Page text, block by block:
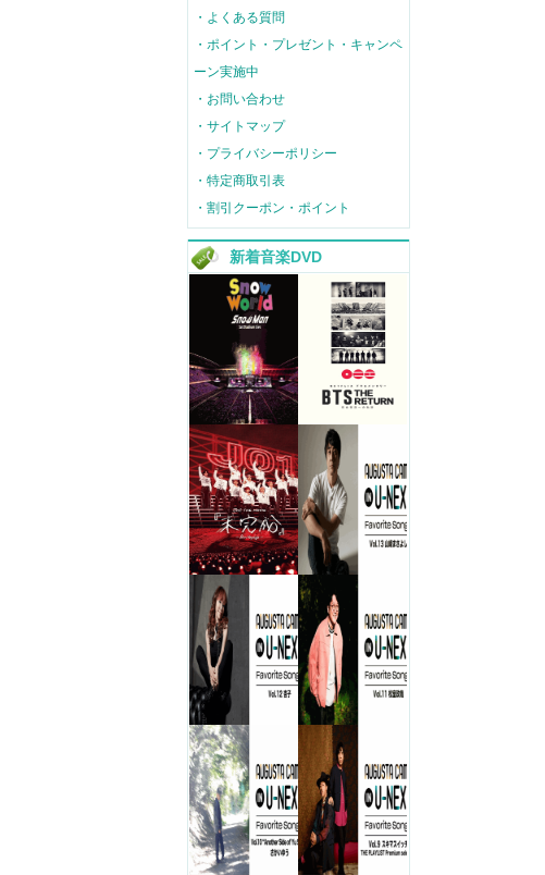
・よくある質問
・ポイント・プレゼント・キャンペ
ーン実施中
・お問い合わせ
・サイトマップ
・プライバシーポリシー
・特定商取引表
・割引クーポン・ポイント
新着音楽DVD